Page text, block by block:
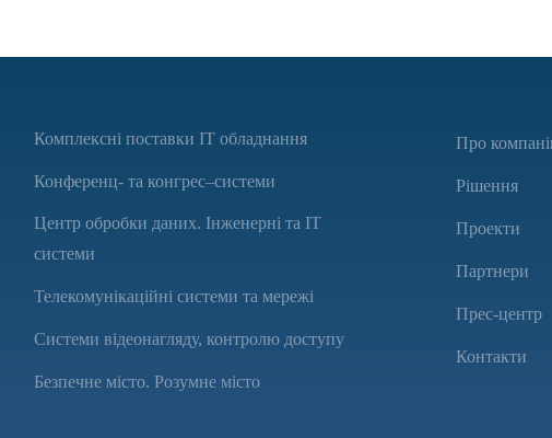
Комплексні поставки IT обладнання
Конференц- та конгрес–системи
Центр обробки даних. Інженерні та ІТ
системи
Телекомунікаційні системи та мережі
Системи відеонагляду, контролю доступу
Безпечне місто. Розумне місто
Про
Рішення
Проекти
Партнери
Прес-центр
Контакти